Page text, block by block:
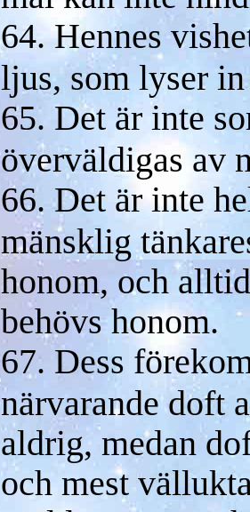
64. Hennes
ljus, som lyser
65. Det är inte
överväldigas av
66. Det är inte
mänsklig
honom, och
behövs honom.
67. Dess
närvarande doft
aldrig, medan
och mest